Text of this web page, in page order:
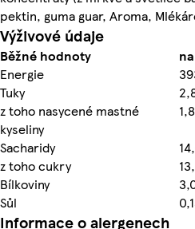
pektin, guma guar, Aroma,
Výživové údaje
Běžné hodnoty
Energie
Tuky
z toho nasycené mastné
kyseliny
Sacharidy
z toho cukry
Bílkoviny
Sůl
Informace o alergenech